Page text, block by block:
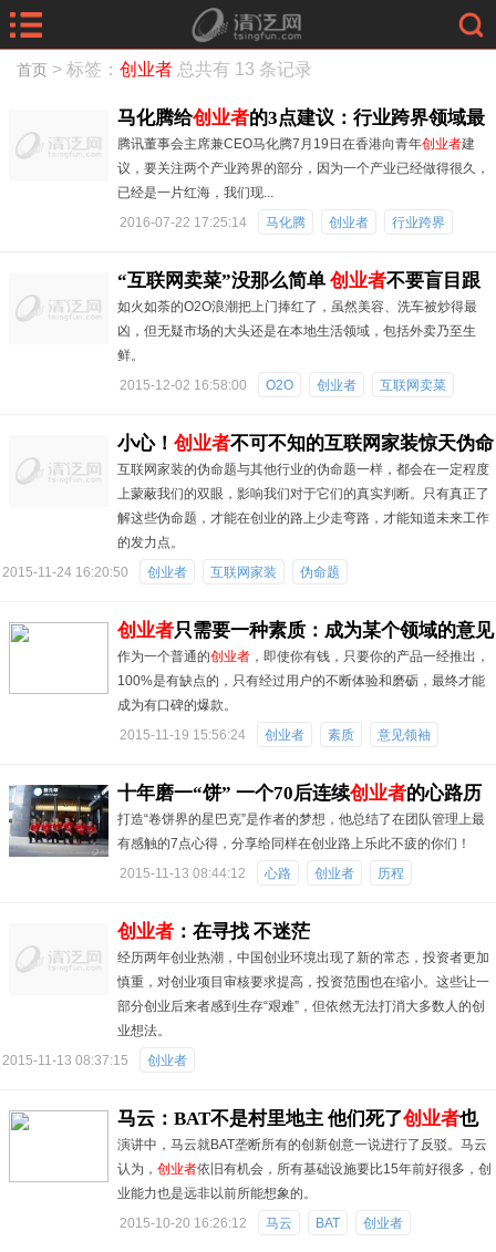
首页 > 标签： 创业者 总共有 13 条记录
马化腾给创业者的3点建议：行业跨界领域最
有机会诞生创新
腾讯董事会主席兼CEO马化腾7月19日在香港向青年创业者建
议，要关注两个产业跨界的部分，因为一个产业已经做得很久，
已经是一片红海，我们现...
2016-07-22 17:25:14
马化腾 创业者 行业跨界
“互联网卖菜”没那么简单 创业者不要盲目跟
风
如火如荼的O2O浪潮把上门捧红了，虽然美容、洗车被炒得最
凶，但无疑市场的大头还是在本地生活领域，包括外卖乃至生
鲜。
2015-12-02 16:58:00
O2O 创业者 互联网卖菜
小心！ 创业者不可不知的互联网家装惊天伪命
题
互联网家装的伪命题与其他行业的伪命题一样，都会在一定程度
上蒙蔽我们的双眼，影响我们对于它们的真实判断。只有真正了
解这些伪命题，才能在创业的路上少走弯路，才能知道未来工作
的发力点。
2015-11-24 16:20:50
创业者 互联网家装 伪命题
创业者只需要一种素质：成为某个领域的意见
领袖
作为一个普通的创业者 ，即使你有钱，只要你的产品一经推出，
100%是有缺点的，只有经过用户的不断体验和磨砺，最终才能
成为有口碑的爆款。
2015-11-19 15:56:24
创业者 素质 意见领袖
十年磨一“饼” 一个70后连续创业者的心路历
程
打造“卷饼界的星巴克”是作者的梦想，他总结了在团队管理上最
有感触的7点心得，分享给同样在创业路上乐此不疲的你们！
2015-11-13 08:44:12
心路 创业者 历程
创业者 ：在寻找 不迷茫
经历两年创业热潮，中国创业环境出现了新的常态，投资者更加
慎重，对创业项目审核要求提高，投资范围也在缩小。这些让一
部分创业后来者感到生存“艰难”，但依然无法打消大多数人的创
业想法。
2015-11-13 08:37:15
创业者
马云：BAT不是村里地主 他们死了创业者也
难富起来
演讲中，马云就BAT垄断所有的创新创意一说进行了反驳。马云
认为， 创业者依旧有机会，所有基础设施要比15年前好很多，创
业能力也是远非以前所能想象的。
2015-10-20 16:26:12
马云 BAT 创业者